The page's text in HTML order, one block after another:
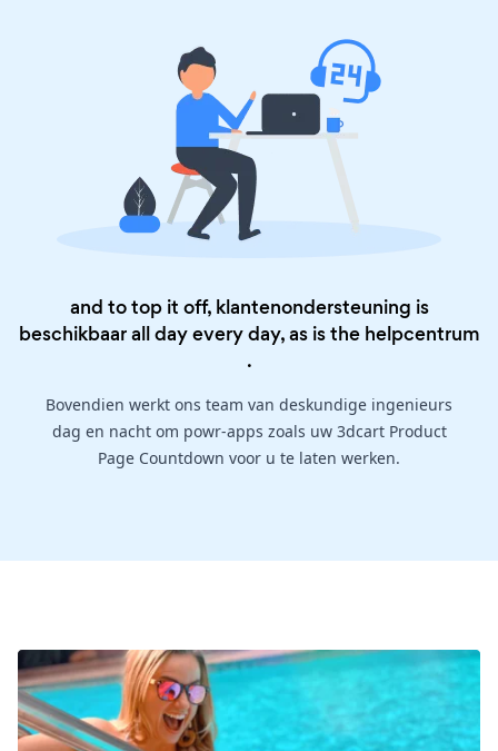
and to top it off, klantenondersteuning is
beschikbaar all day every day, as is the helpcentrum
.
Bovendien werkt ons team van deskundige ingenieurs
dag en nacht om powr-apps zoals uw 3dcart Product
Page Countdown voor u te laten werken.